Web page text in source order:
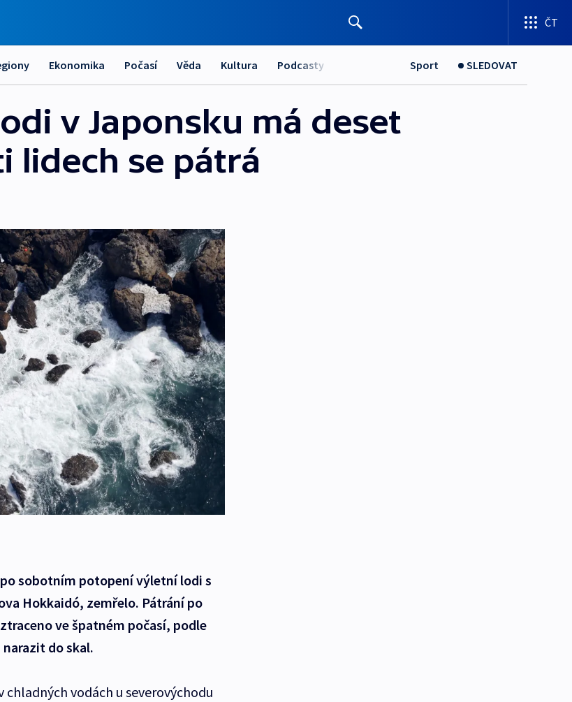
ČT
Ekonomika Počasí Věda Kultura Podcasty Sport SLEDOVAT
v Japonsku má deset
lidech se pátrá
sobotním potopení výletní lodi s
Hokkaidó, zemřelo. Pátrání po
ve špatném počasí, podle
do skal.
vodách u severovýchodu